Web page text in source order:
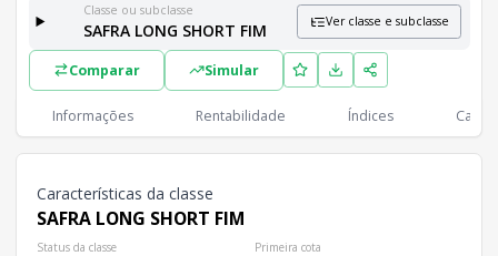
Classes e Subclasses do Fundo
Lista completa de classes e subclasses disponíveis, incluindo
R$ 0,00 0
Classe ou subclasse
SAFRA LONG SHORT FIM Ver classe e subclasse
Comparar Simular
Informações Rentabilidade Índices
Características da classe
SAFRA LONG SHORT FIM
Status da classe
Primeira cota